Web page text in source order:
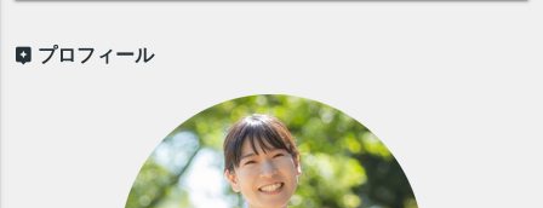
プロフィール